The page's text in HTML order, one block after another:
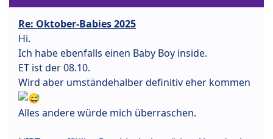
Re: Oktober-Babies 2025
Hi.
Ich habe ebenfalls einen Baby Boy inside.
ET ist der 08.10.
Wird aber umständehalber definitiv eher kommen
Alles andere würde mich überraschen.